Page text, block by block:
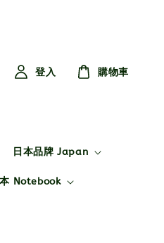
日本品牌 Japan
Notebook
登入 購物車